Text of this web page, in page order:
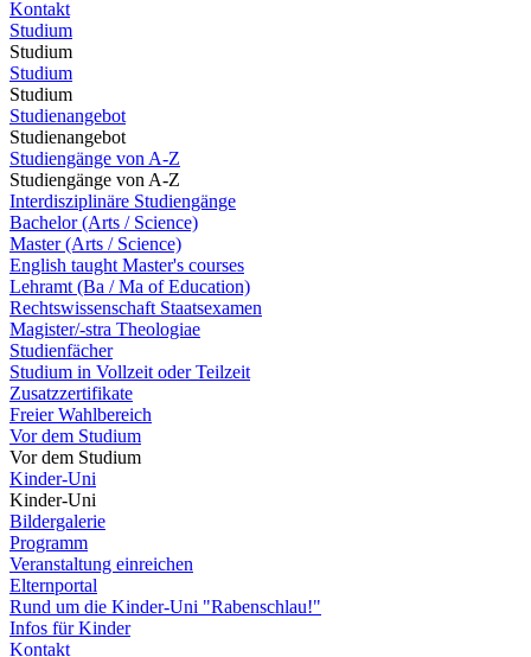
Kontakt
Studium
Studium
Studium
Studium
Studienangebot
Studienangebot
Studiengänge von A-Z
Studiengänge von A-Z
Interdisziplinäre Studiengänge
Bachelor (Arts / Science)
Master (Arts / Science)
English taught Master's courses
Lehramt (Ba / Ma of Education)
Rechtswissenschaft Staatsexamen
Magister/-stra Theologiae
Studienfächer
Studium in Vollzeit oder Teilzeit
Zusatzzertifikate
Freier Wahlbereich
Vor dem Studium
Vor dem Studium
Kinder-Uni
Kinder-Uni
Bildergalerie
Programm
Veranstaltung einreichen
Elternportal
Rund um die Kinder-Uni "Rabenschlau!"
Infos für Kinder
Kontakt